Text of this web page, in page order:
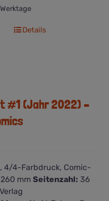
Details
#1 (Jahr 2022) –
4/4-Farbdruck, Comic-
260 mmSeitenzahl: 36